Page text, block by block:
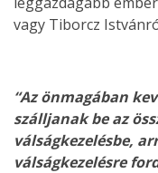
vagy Tiborcz
“Az önmagában
szálljanak be az
válságkezelésbe,
válságkezelésre